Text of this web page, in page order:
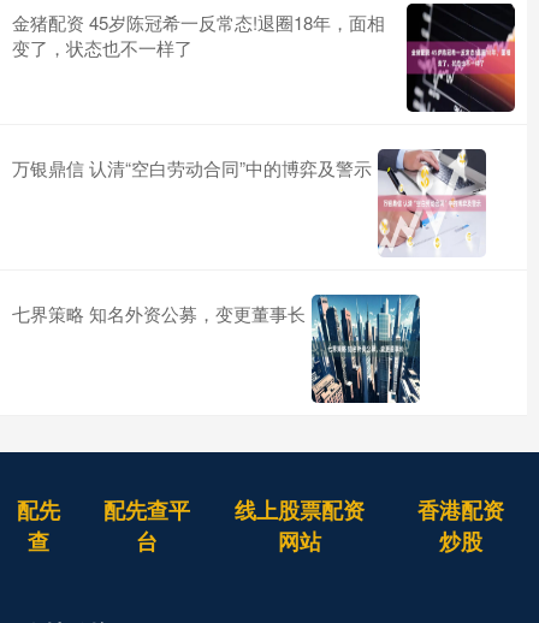
金猪配资 45岁陈冠希一反常态!退圈18年，面相
变了，状态也不一样了
万银鼎信 认清“空白劳动合同”中的博弈及警示
七界策略 知名外资公募，变更董事长
配先
查
配先查平
台
线上股票配资
网站
香港配资
炒股